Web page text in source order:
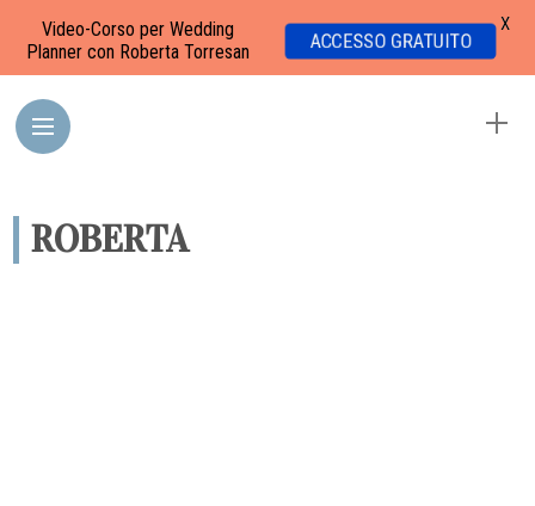
ROBERTA
Video-Corso per Wedding
Planner con Roberta Torresan
ACCESSO GRATUITO
X